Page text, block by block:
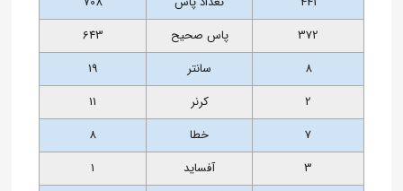
372
پاس صحیح
643
8
سانتر
19
2
کرنر
11
7
خطا
8
3
آفساید
1